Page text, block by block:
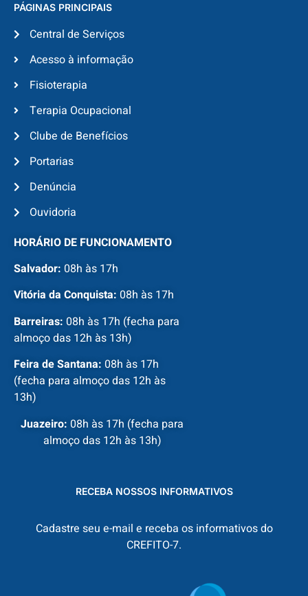
PÁGINAS PRINCIPAIS
Central de Serviços
Acesso à informação
Fisioterapia
Terapia Ocupacional
Clube de Benefícios
Portarias
Denúncia
Ouvidoria
HORÁRIO DE FUNCIONAMENTO
Salvador: 08h às 17h
Vitória da Conquista: 08h às 17h
Barreiras: 08h às 17h (fecha para
almoço das 12h às 13h)
Feira de Santana: 08h às 17h
(fecha para almoço das 12h às
13h)
Juazeiro: 08h às 17h (fecha para
almoço das 12h às 13h)
RECEBA NOSSOS INFORMATIVOS
Cadastre seu e-mail e receba os informativos do
CREFITO-7.